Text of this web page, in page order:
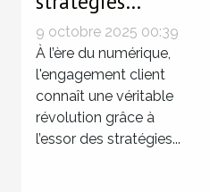
omnicanale
transforment
l’engagement
client ?
9 octobre 2025 00:39
À l’ère du numérique,
l'engagement client
connaît une véritable
révolution grâce à
l’essor des stratégies...